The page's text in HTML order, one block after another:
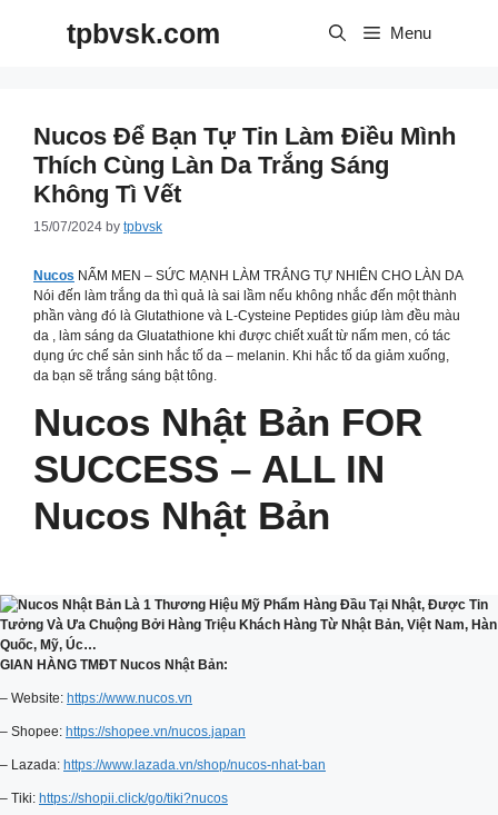
tpbvsk.com Menu
Nucos Để Bạn Tự Tin Làm Điều Mình
Thích Cùng Làn Da Trắng Sáng
Không Tì Vết
15/07/2024 by tpbvsk
Nucos NẤM MEN – SỨC MẠNH LÀM TRẮNG TỰ NHIÊN CHO LÀN DA
Nói đến làm trắng da thì quả là sai lầm nếu không nhắc đến một thành
phần vàng đó là Glutathione và L-Cysteine Peptides giúp làm đều màu
da , làm sáng da Gluatathione khi được chiết xuất từ nấm men, có tác
dụng ức chế sản sinh hắc tố da – melanin. Khi hắc tố da giảm xuống,
da bạn sẽ trắng sáng bật tông.
Nucos Nhật Bản FOR
SUCCESS – ALL IN
Nucos Nhật Bản
GIAN HÀNG TMĐT Nucos Nhật Bản:
– Website: https://www.nucos.vn
– Shopee: https://shopee.vn/nucos.japan
– Lazada: https://www.lazada.vn/shop/nucos-nhat-ban
– Tiki: https://shopii.click/go/tiki?nucos